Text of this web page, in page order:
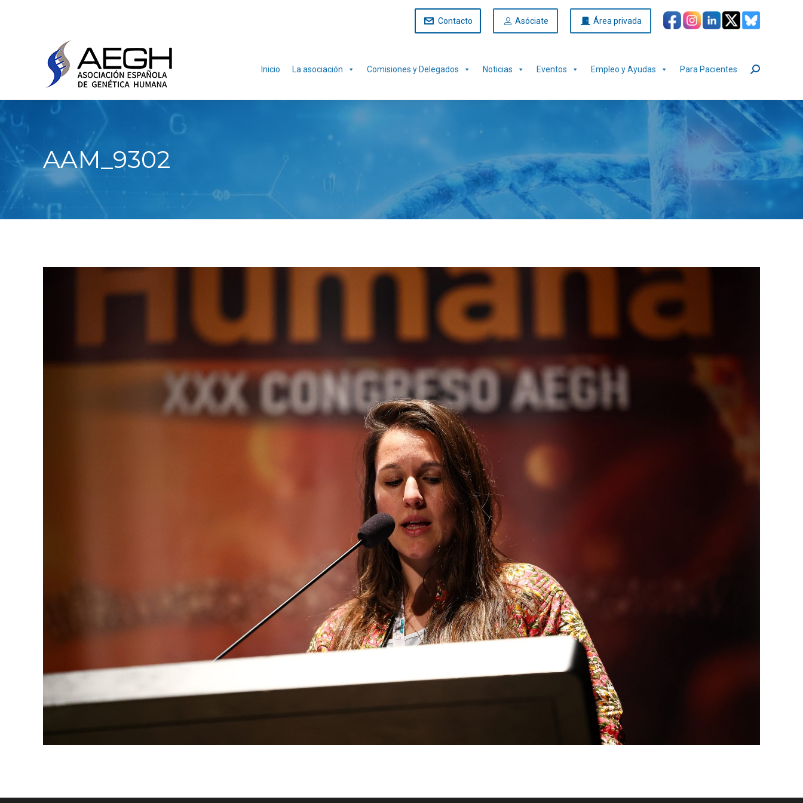
Contacto Asóciate Área privada
Inicio La asociación Comisiones y Delegados Noticias Eventos Empleo y Ayudas Para Pacientes Buscar:
AAM_9302